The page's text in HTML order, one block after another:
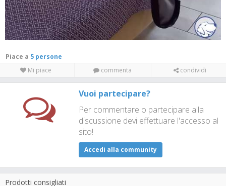
Piace a
5 persone
Mi piace
commenta condividi
Vuoi partecipare?
Per commentare o partecipare alla
discussione devi effettuare l'accesso al
sito!
Accedi alla community
Prodotti consigliati